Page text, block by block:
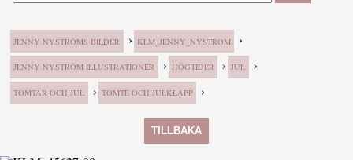
JENNY NYSTRÖMS BILDER › KLM_JENNY_NYSTROM ›
JENNY NYSTRÖM ILLUSTRATIONER › HÖGTIDER › JUL ›
TOMTAR OCH JUL › TOMTE OCH JULKLAPP ›
TILLBAKA